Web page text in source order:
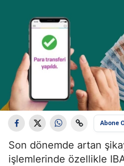
Abone
Son dönemde artan
işlemlerinde özellikle